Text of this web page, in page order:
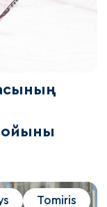
ойыны
Tomiris